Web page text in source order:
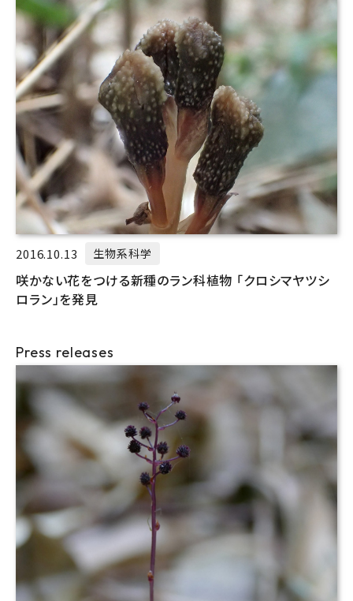
2016.10.13 生物系科学
咲かない花をつける新種のラン科植物 「クロシマヤツシ
ロラン」を発見
Press releases